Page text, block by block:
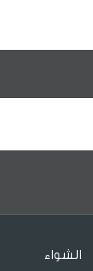
الشواء